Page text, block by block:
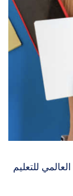
للتعليم